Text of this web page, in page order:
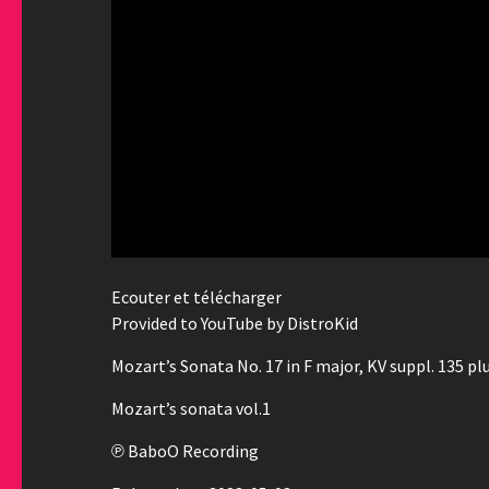
Ecouter et télécharger
Provided to YouTube by DistroKid
Mozart’s Sonata No. 17 in F major, KV suppl. 135
Mozart’s sonata vol.1
℗ BaboO Recording